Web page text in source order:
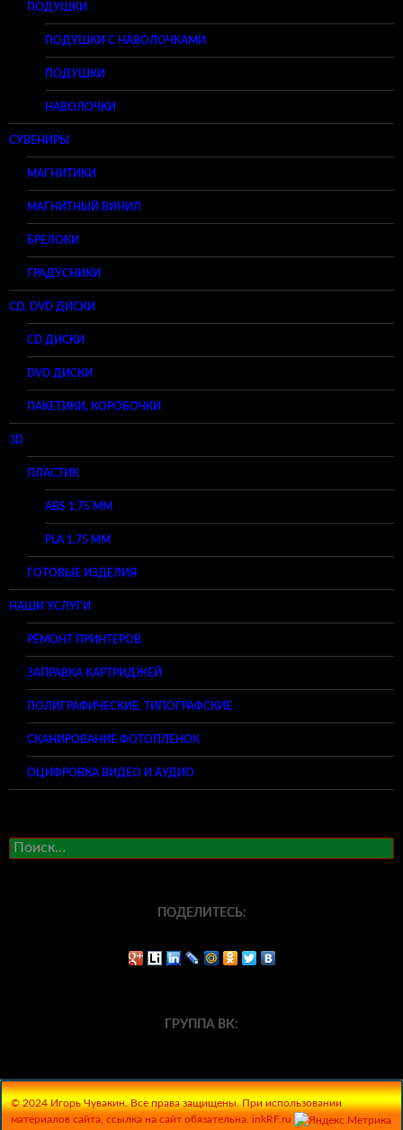
ПОДУШКИ
ПОДУШКИ С НАВОЛОЧКАМИ
ПОДУШКИ
НАВОЛОЧКИ
СУВЕНИРЫ
МАГНИТИКИ
МАГНИТНЫЙ ВИНИЛ
БРЕЛОКИ
ГРАДУСНИКИ
CD, DVD ДИСКИ
CD ДИСКИ
DVD ДИСКИ
ПАКЕТИКИ, КОРОБОЧКИ
3D
ПЛАСТИК
ABS 1,75 ММ
PLA 1,75 ММ
ГОТОВЫЕ ИЗДЕЛИЯ
НАШИ УСЛУГИ
РЕМОНТ ПРИНТЕРОВ
ЗАПРАВКА КАРТРИДЖЕЙ
ПОЛИГРАФИЧЕСКИЕ, ТИПОГРАФСКИЕ
СКАНИРОВАНИЕ ФОТОПЛЕНОК
ОЦИФРОВКА ВИДЕО И АУДИО
Найти:
ПОДЕЛИТЕСЬ:
ГРУППА ВК:
© 2024 Игорь Чувакин. Все права защищены. При использовании
материалов сайта, ссылка на сайт обязательна. inkRF.ru